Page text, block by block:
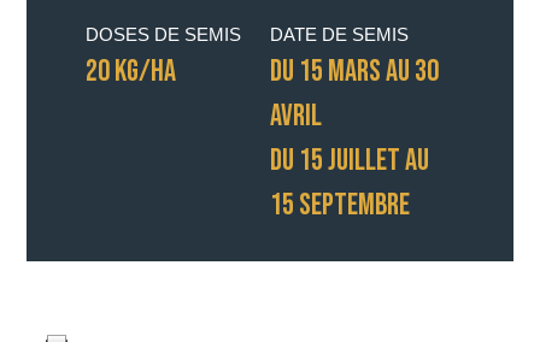
DOSES DE SEMIS
20 KG/HA
DATE DE SEMIS
DU 15 MARS AU 30
AVRIL
DU 15 JUILLET AU
15 SEPTEMBRE